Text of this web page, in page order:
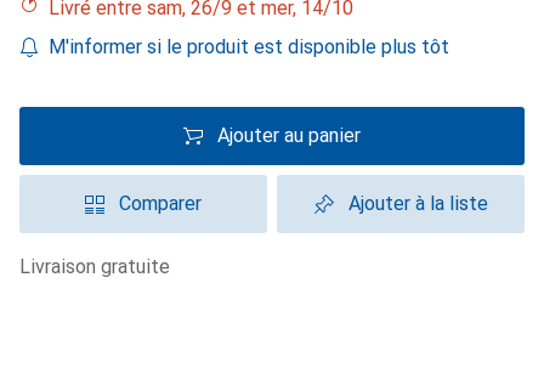
Livré entre sam, 26/9 et mer, 14/10
M'informer si le produit est disponible plus tôt
Ajouter au panier
Comparer Ajouter à la liste
livraison gratuite